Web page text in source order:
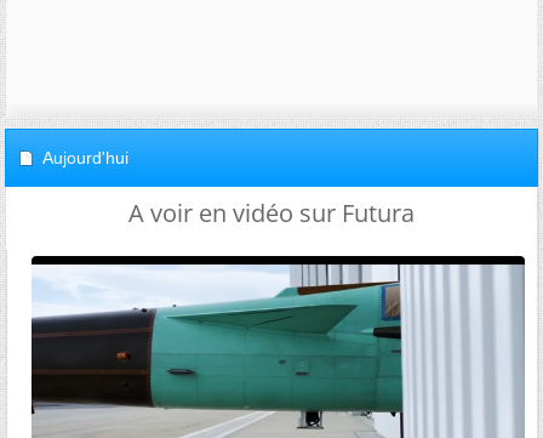
Aujourd'hui
A voir en vidéo sur Futura